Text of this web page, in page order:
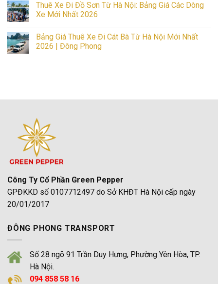
Nghiệp
Từ
7-
Giá
Tốt,
Uy
on
Thuê
Xe
Hà
Nội:
Tiết
Thuê Xe Đi Đồ Sơn Từ Hà Nội: Bảng Giá Các Dòng
Xe Mới Nhất 2026
on
Thuê
Xe
Giá
Xe
Mới
Nhất
2026
Bảng Giá Thuê Xe Đi Cát Bà Từ Hà Nội Mới Nhất
2026 | Đông Phong
Đi
Từ
Hà
Nội
Mới
Nhất
2026
|
Đông
Công Ty Cổ Phần Green Pepper
GPĐKKD số 0107712497 do Sở KHĐT Hà Nội cấp ngày
20/01/2017
ĐÔNG PHONG TRANSPORT
Số 28 ngõ 91 Trần Duy Hưng, Phường Yên Hòa, TP.
Hà Nội.
094 858 58 16